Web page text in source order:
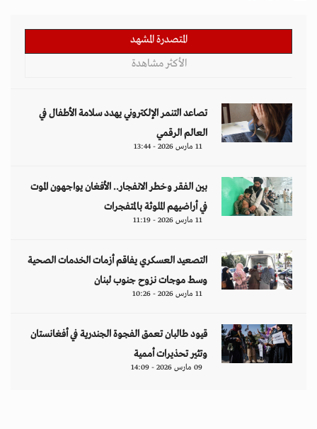
المتصدرة المشهد
الأكثر مشاهدة
تصاعد التنمر الإلكتروني يهدد سلامة الأطفال في
العالم الرقمي
11 مارس 2026 - 13:44
بين الفقر وخطر الانفجار.. الأفغان يواجهون الموت
في أراضيهم الملوثة بالمتفجرات
11 مارس 2026 - 11:19
التصعيد العسكري يفاقم أزمات الخدمات الصحية
وسط موجات نزوح جنوب لبنان
11 مارس 2026 - 10:26
قيود طالبان تعمق الفجوة الجندرية في أفغانستان
وتثير تحذيرات أممية
09 مارس 2026 - 14:09